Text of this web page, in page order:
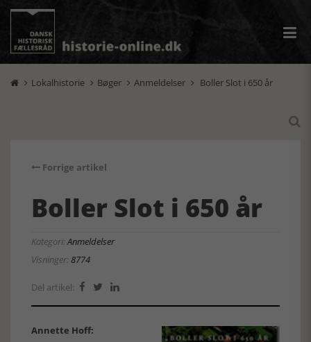
 Lokalhistorie  Bøger  Anmeldelser  Boller Slot i 650 år

Forrige artikel
Boller Slot i 650 år
Kategori:Anmeldelser
Visninger:8774
Del artikel:   
Annette Hoff: